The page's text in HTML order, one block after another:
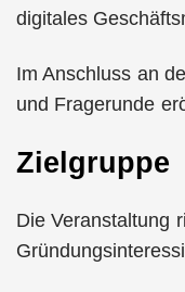
digitales
Im Anschluss an
und Fragerunde
Zielgruppe
Die Veranstaltung